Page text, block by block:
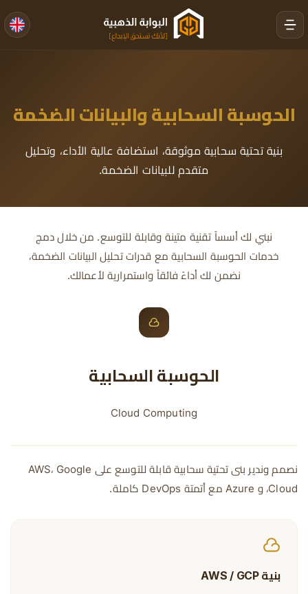
الحوسبة السحابية والبيانات الضخمة
بنية تحتية سحابية موثوقة، استضافة عالية الأداء، وتحليل
متقدم للبيانات الضخمة.
نبني لك أسساً تقنية متينة وقابلة للتوسع. من خلال دمج
خدمات الحوسبة السحابية مع قدرات تحليل البيانات الضخمة،
نضمن لك أداءً فائقاً واستمرارية لأعمالك.
الحوسبة السحابية
Cloud Computing
نصمم وندير بنى تحتية سحابية قابلة للتوسع على AWS، Google
Cloud، و Azure مع أتمتة DevOps كاملة.
بنية AWS / GCP